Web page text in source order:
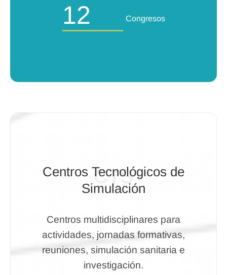
12 Congresos
Centros Tecnológicos de
Simulación
CTS
Centros multidisciplinares para
actividades, jornadas formativas,
reuniones, simulación sanitaria e
investigación.